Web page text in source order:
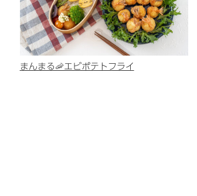
まんまる🦐エビポテトフライ